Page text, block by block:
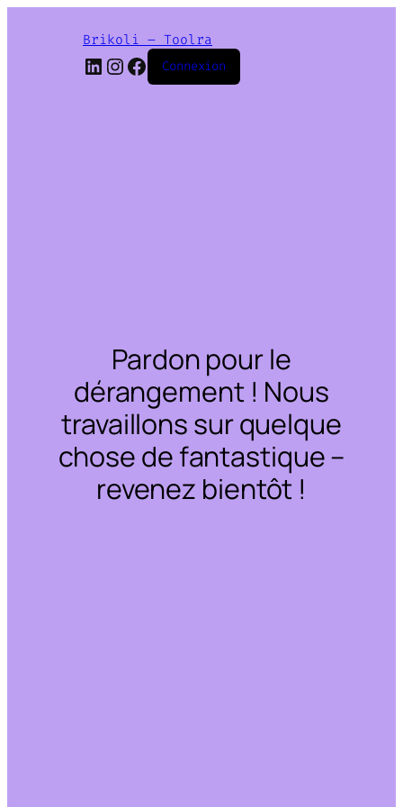
Brikoli – Toolra
LinkedIn
Instagram
Facebook
Connexion
Pardon pour le
dérangement ! Nous
travaillons sur quelque
chose de fantastique –
revenez bientôt !